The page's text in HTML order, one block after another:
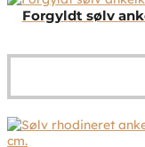
Forgyldt sølv